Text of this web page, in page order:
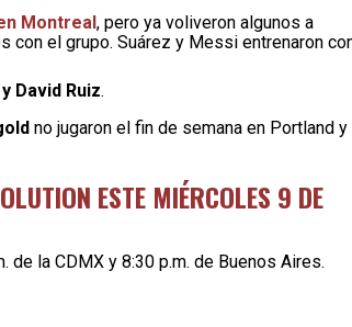
Montreal , pero ya voliveron algunos a
con el grupo. Suárez y Messi entrenaron
David Ruiz.
no jugaron el fin de semana en Portland y
ESTE MIÉRCOLES 9 DE
de la CDMX y 8:30 p.m. de Buenos Aires.